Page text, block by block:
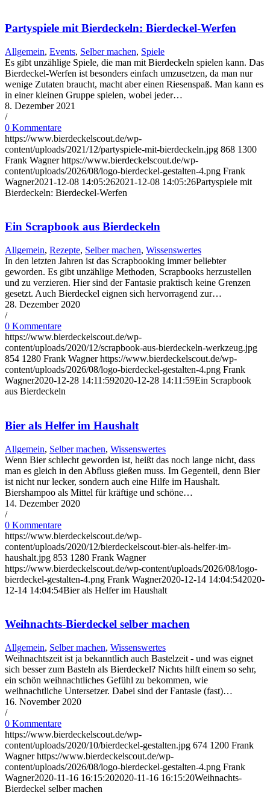
Partyspiele mit Bierdeckeln: Bierdeckel-Werfen
Allgemein, Events, Selber machen, Spiele
Es gibt unzählige Spiele, die man mit Bierdeckeln spielen kann. Das
Bierdeckel-Werfen ist besonders einfach umzusetzen, da man nur
wenige Zutaten braucht, macht aber einen Riesenspaß. Man kann es
in einer kleinen Gruppe spielen, wobei jeder…
8. Dezember 2021
/
0 Kommentare
https://www.bierdeckelscout.de/wp-
content/uploads/2021/12/partyspiele-mit-bierdeckeln.jpg 868 1300
Frank Wagner https://www.bierdeckelscout.de/wp-
content/uploads/2026/08/logo-bierdeckel-gestalten-4.png Frank
Wagner2021-12-08 14:05:262021-12-08 14:05:26Partyspiele mit
Bierdeckeln: Bierdeckel-Werfen
Ein Scrapbook aus Bierdeckeln
Allgemein, Rezepte, Selber machen, Wissenswertes
In den letzten Jahren ist das Scrapbooking immer beliebter
geworden. Es gibt unzählige Methoden, Scrapbooks herzustellen
und zu verzieren. Hier sind der Fantasie praktisch keine Grenzen
gesetzt. Auch Bierdeckel eignen sich hervorragend zur…
28. Dezember 2020
/
0 Kommentare
https://www.bierdeckelscout.de/wp-
content/uploads/2020/12/scrapbook-aus-bierdeckeln-werkzeug.jpg
854 1280 Frank Wagner https://www.bierdeckelscout.de/wp-
content/uploads/2026/08/logo-bierdeckel-gestalten-4.png Frank
Wagner2020-12-28 14:11:592020-12-28 14:11:59Ein Scrapbook
aus Bierdeckeln
Bier als Helfer im Haushalt
Allgemein, Selber machen, Wissenswertes
Wenn Bier schlecht geworden ist, heißt das noch lange nicht, dass
man es gleich in den Abfluss gießen muss. Im Gegenteil, denn Bier
ist nicht nur lecker, sondern auch eine Hilfe im Haushalt.
Biershampoo als Mittel für kräftige und schöne…
14. Dezember 2020
/
0 Kommentare
https://www.bierdeckelscout.de/wp-
content/uploads/2020/12/bierdeckelscout-bier-als-helfer-im-
haushalt.jpg 853 1280 Frank Wagner
https://www.bierdeckelscout.de/wp-content/uploads/2026/08/logo-
bierdeckel-gestalten-4.png Frank Wagner2020-12-14 14:04:542020-
12-14 14:04:54Bier als Helfer im Haushalt
Weihnachts-Bierdeckel selber machen
Allgemein, Selber machen, Wissenswertes
Weihnachtszeit ist ja bekanntlich auch Bastelzeit - und was eignet
sich besser zum Basteln als Bierdeckel? Nichts hilft einem so sehr,
ein schön weihnachtliches Gefühl zu bekommen, wie
weihnachtliche Untersetzer. Dabei sind der Fantasie (fast)…
16. November 2020
/
0 Kommentare
https://www.bierdeckelscout.de/wp-
content/uploads/2020/10/bierdeckel-gestalten.jpg 674 1200 Frank
Wagner https://www.bierdeckelscout.de/wp-
content/uploads/2026/08/logo-bierdeckel-gestalten-4.png Frank
Wagner2020-11-16 16:15:202020-11-16 16:15:20Weihnachts-
Bierdeckel selber machen